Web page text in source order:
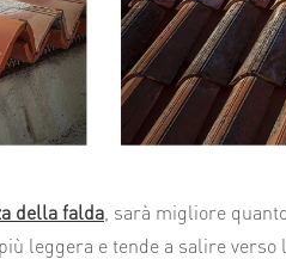
della falda , sarà migliore
leggera e tende a salire verso